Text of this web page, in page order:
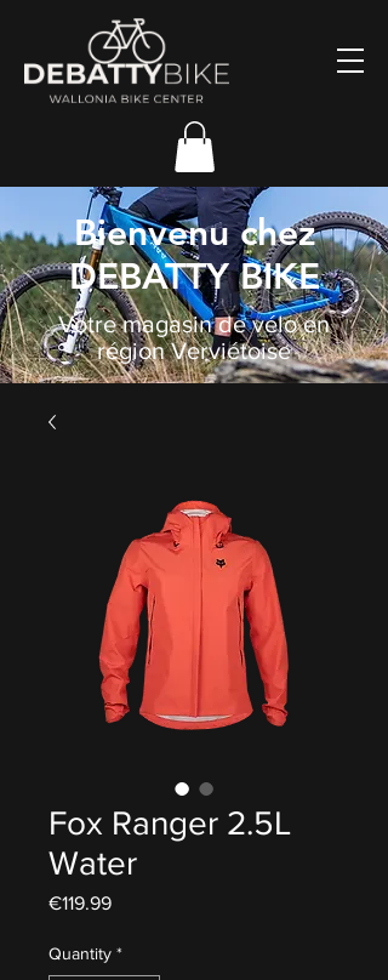
Bienvenu chez
DEBATTY BIKE
Votre magasin de vélo en
région Verviétoise
Fox Ranger 2.5L
Water
€119.99Price
Quantity *